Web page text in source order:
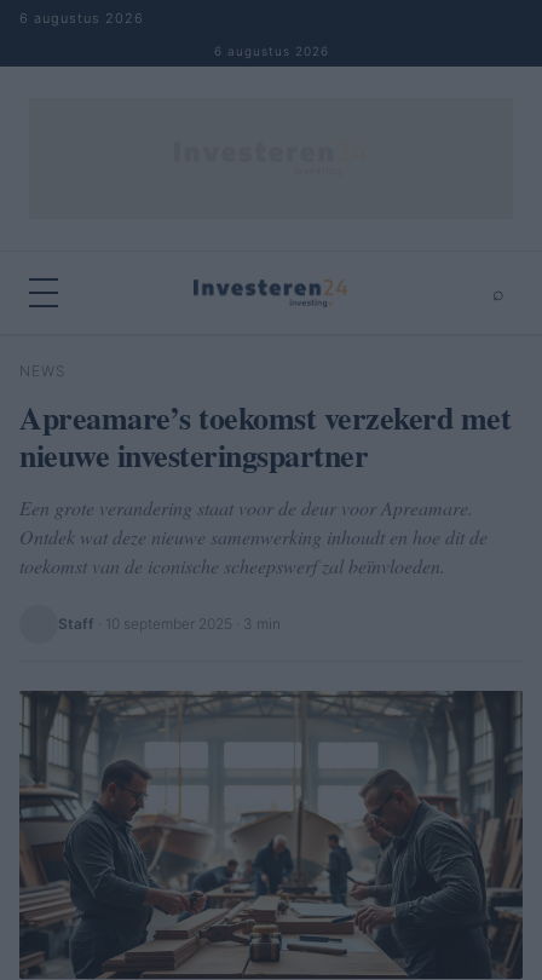
Naar inhoud springen
6 augustus 2026
6 augustus 2026
⌕
Zoeken
NEWS
Apreamare’s toekomst verzekerd met
nieuwe investeringspartner
Een grote verandering staat voor de deur voor Apreamare.
Ontdek wat deze nieuwe samenwerking inhoudt en hoe dit de
toekomst van de iconische scheepswerf zal beïnvloeden.
Staff 10 september 2025 · 3 min